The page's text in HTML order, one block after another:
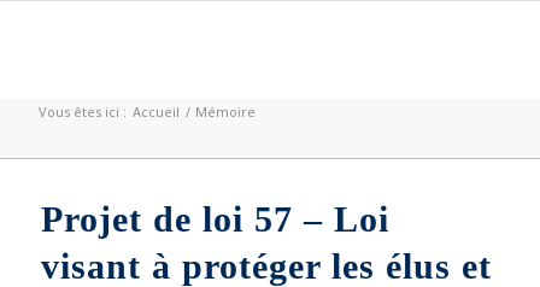
Vous êtes ici : Accueil / Mémoire
Projet de loi 57 – Loi
visant à protéger les élus et